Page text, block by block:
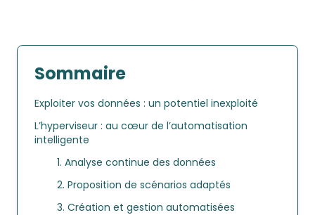
Sommaire
Exploiter vos données : un potentiel inexploité
L’hyperviseur : au cœur de l’automatisation
intelligente
1. Analyse continue des données
2. Proposition de scénarios adaptés
3. Création et gestion automatisées